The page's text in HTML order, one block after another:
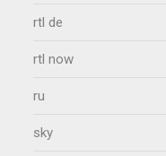
rtl de
rtl now
ru
sky